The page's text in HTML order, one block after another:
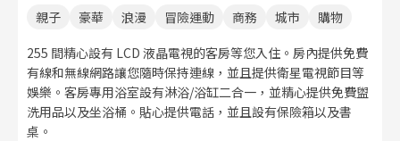
親子
豪華 浪漫 冒險運動 商務 城市
購物
255 間精心設有 LCD 液晶電視的客房等您入住。房內提供免費
有線和無線網路讓您隨時保持連線，並且提供衛星電視節目等
娛樂。客房專用浴室設有淋浴/浴缸二合一，並精心提供免費盥
洗用品以及坐浴桶。貼心提供電話，並且設有保險箱以及書
桌。